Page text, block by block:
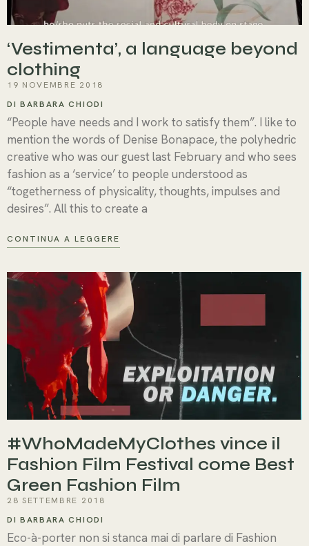
‘Vestimenta’, a language beyond
clothing
19 NOVEMBRE 2018
DI BARBARA CHIODI
“People have needs and I work to satisfy them”. I like to
mention the words of Denise Bonapace, the polyhedric
creative who was our guest last February and who sees
fashion as a ‘service’ to people understood as
“togetherness of physicality, thoughts, impulses and
desires”. All this to create a
CONTINUA A LEGGERE
#WhoMadeMyClothes vince il
Fashion Film Festival come Best
Green Fashion Film
28 SETTEMBRE 2018
DI BARBARA CHIODI
Eco-à-porter non si stanca mai di parlare di Fashion